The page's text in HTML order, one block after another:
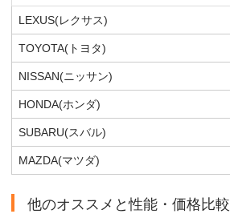
LEXUS(レクサス)
TOYOTA(トヨタ)
NISSAN(ニッサン)
HONDA(ホンダ)
SUBARU(スバル)
MAZDA(マツダ)
他のオススメと性能・価格比較